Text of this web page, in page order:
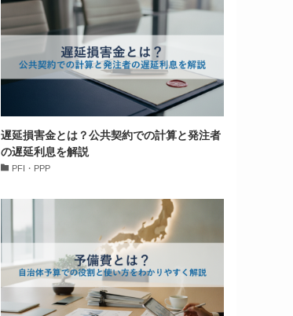
遅延損害金とは？公共契約での計算と発注者
の遅延利息を解説
PFI・PPP